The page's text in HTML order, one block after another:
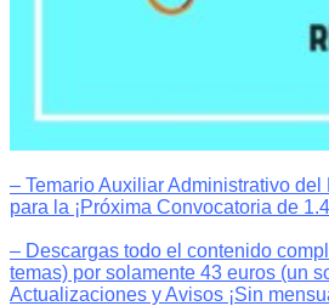
– Temario Auxiliar Administrativo del
para la ¡Próxima Convocatoria de
– Descargas todo el contenido
temas) por solamente 43 euros (un
Actualizaciones y Avisos ¡Sin